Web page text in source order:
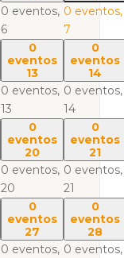
0 eventos,
6
0 eventos,
7
0
eventos
13
0 eventos,
13
0
eventos
14
0 eventos,
14
0
eventos
20
0 eventos,
20
0
eventos
21
0 eventos,
21
0
eventos
27
0 eventos,
0
eventos
28
0 eventos,